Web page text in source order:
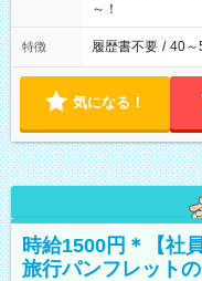
～！
特徴 履歴書不要 / 40～
気になる！
時給1500円＊【社
旅行パンフレット